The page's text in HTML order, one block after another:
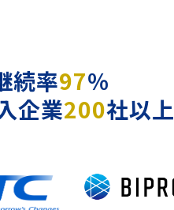
続率97％
企業200社以上